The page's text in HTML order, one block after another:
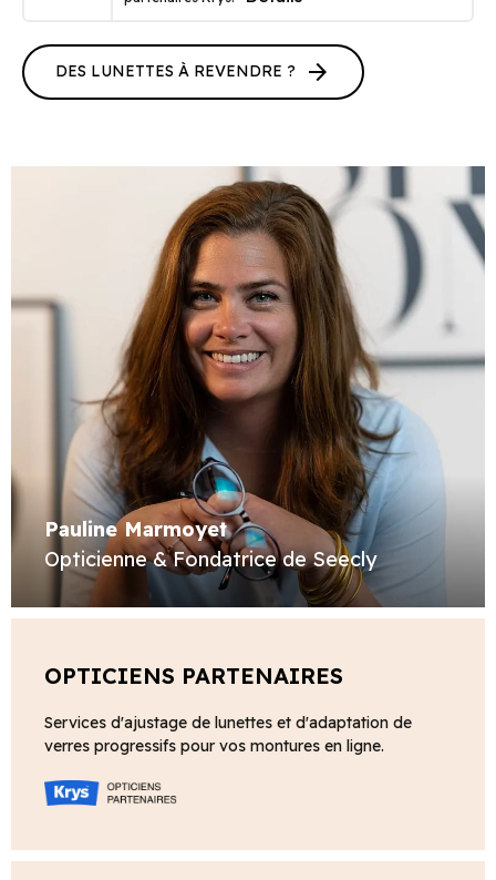
DES LUNETTES À REVENDRE ? arrow_forward
Pauline Marmoyet
Opticienne & Fondatrice de Seecly
OPTICIENS PARTENAIRES
Services d'ajustage de lunettes et d'adaptation de
verres progressifs pour vos montures en ligne.